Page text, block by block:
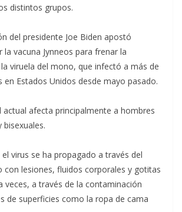
distintos grupos.
del presidente Joe Biden apostó
vacuna Jynneos para frenar la
viruela del mono, que infectó a más de
en Estados Unidos desde mayo pasado.
actual afecta principalmente a hombres
virus se ha propagado a través del
con lesiones, fluidos corporales y gotitas
veces, a través de la contaminación
de superficies como la ropa de cama